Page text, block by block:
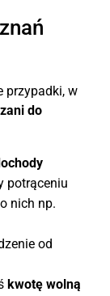
przypadki, w
do
potrąceniu
nich np.
od
kwotę wolną